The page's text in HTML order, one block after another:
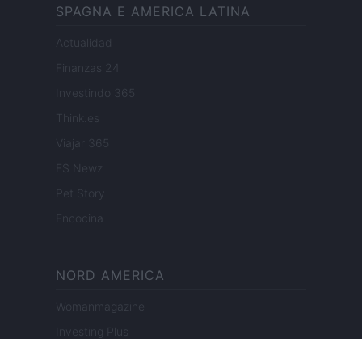
SPAGNA E AMERICA LATINA
Actualidad
Finanzas 24
Investindo 365
Think.es
Viajar 365
ES Newz
Pet Story
Encocina
NORD AMERICA
Womanmagazine
Investing Plus